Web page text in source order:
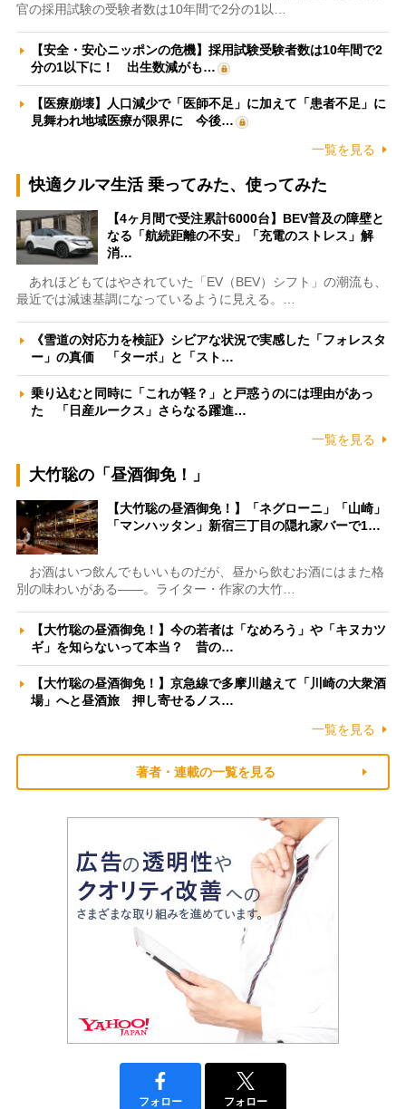
官の採用試験の受験者数は10年間で2分の1以…
【安全・安心ニッポンの危機】採用試験受験者数は10年間で2
分の1以下に！ 出生数減がも…
【医療崩壊】人口減少で「医師不足」に加えて「患者不足」に
見舞われ地域医療が限界に 今後…
一覧を見る
快適クルマ生活 乗ってみた、使ってみた
【4ヶ月間で受注累計6000台】BEV普及の障壁と
なる「航続距離の不安」「充電のストレス」解
消…
あれほどもてはやされていた「EV（BEV）シフト」の潮流も、
最近では減速基調になっているように見える。…
《雪道の対応力を検証》シビアな状況で実感した「フォレスタ
ー」の真価 「ターボ」と「スト…
乗り込むと同時に「これが軽？」と戸惑うのには理由があっ
た 「日産ルークス」さらなる躍進…
一覧を見る
大竹聡の「昼酒御免！」
【大竹聡の昼酒御免！】「ネグローニ」「山崎」
「マンハッタン」新宿三丁目の隠れ家バーで1…
お酒はいつ飲んでもいいものだが、昼から飲むお酒にはまた格
別の味わいがある――。ライター・作家の大竹…
【大竹聡の昼酒御免！】今の若者は「なめろう」や「キヌカツ
ギ」を知らないって本当？ 昔の…
【大竹聡の昼酒御免！】京急線で多摩川越えて「川崎の大衆酒
場」へと昼酒旅 押し寄せるノス…
一覧を見る
著者・連載の一覧を見る
フォロー フォロー